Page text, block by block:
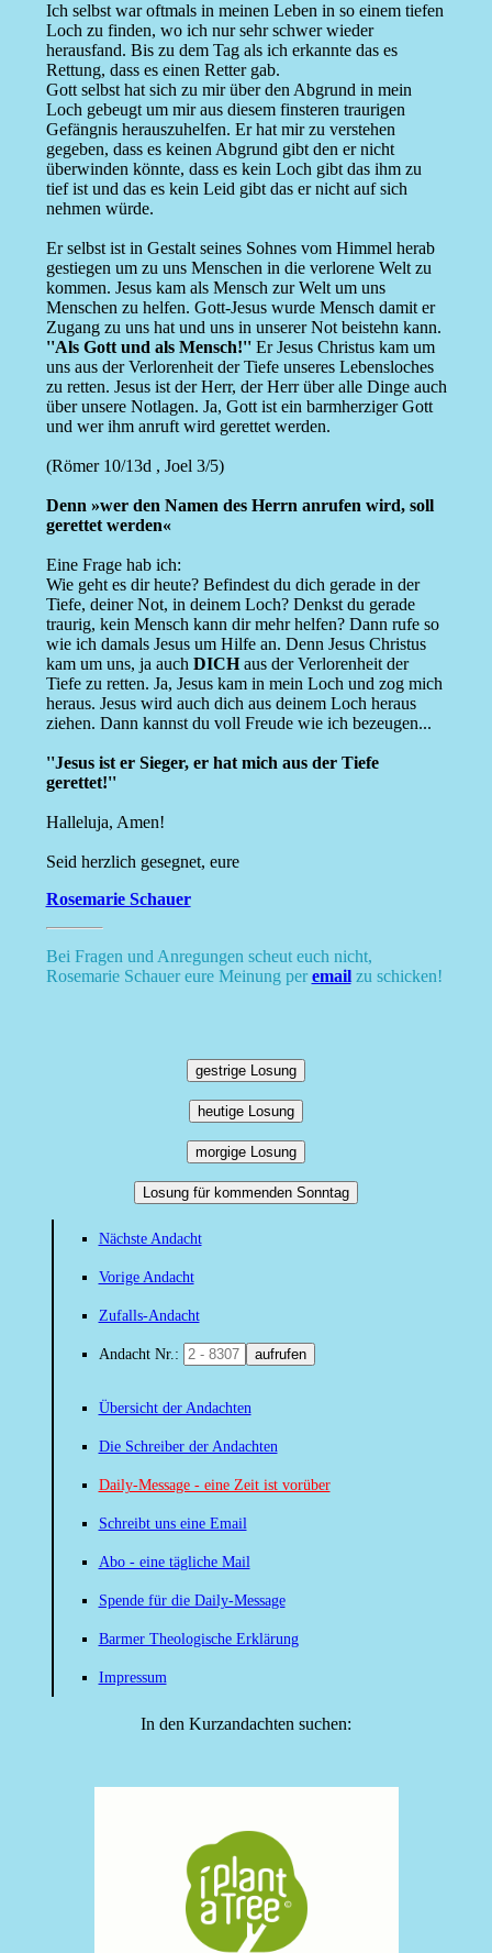
Ich selbst war oftmals in meinen Leben in so einem tiefen
Loch zu finden, wo ich nur sehr schwer wieder
herausfand. Bis zu dem Tag als ich erkannte das es
Rettung, dass es einen Retter gab.
Gott selbst hat sich zu mir über den Abgrund in mein
Loch gebeugt um mir aus diesem finsteren traurigen
Gefängnis herauszuhelfen. Er hat mir zu verstehen
gegeben, dass es keinen Abgrund gibt den er nicht
überwinden könnte, dass es kein Loch gibt das ihm zu
tief ist und das es kein Leid gibt das er nicht auf sich
nehmen würde.
Er selbst ist in Gestalt seines Sohnes vom Himmel herab
gestiegen um zu uns Menschen in die verlorene Welt zu
kommen. Jesus kam als Mensch zur Welt um uns
Menschen zu helfen. Gott-Jesus wurde Mensch damit er
Zugang zu uns hat und uns in unserer Not beistehn kann.
''Als Gott und als Mensch!''Er Jesus Christus kam um
uns aus der Verlorenheit der Tiefe unseres Lebensloches
zu retten. Jesus ist der Herr, der Herr über alle Dinge auch
über unsere Notlagen. Ja, Gott ist ein barmherziger Gott
und wer ihm anruft wird gerettet werden.
(Römer 10/13d , Joel 3/5)
Denn »wer den Namen des Herrn anrufen wird, soll
gerettet werden«
Eine Frage hab ich:
Wie geht es dir heute? Befindest du dich gerade in der
Tiefe, deiner Not, in deinem Loch? Denkst du gerade
traurig, kein Mensch kann dir mehr helfen? Dann rufe so
wie ich damals Jesus um Hilfe an. Denn Jesus Christus
kam um uns, ja auch DICHaus der Verlorenheit der
Tiefe zu retten. Ja, Jesus kam in mein Loch und zog mich
heraus. Jesus wird auch dich aus deinem Loch heraus
ziehen. Dann kannst du voll Freude wie ich bezeugen...
''Jesus ist er Sieger, er hat mich aus der Tiefe
gerettet!''
Halleluja, Amen!
Seid herzlich gesegnet, eure
Rosemarie Schauer
Bei Fragen und Anregungen scheut euch nicht,
Rosemarie Schauer eure Meinung peremailzu schicken!
gestrige Losung
heutige Losung
morgige Losung
Losung für kommenden Sonntag
Nächste Andacht
Vorige Andacht
Zufalls-Andacht
Andacht Nr.: aufrufen
Übersicht der Andachten
Die Schreiber der Andachten
Daily-Message - eine Zeit ist vorüber
Schreibt uns eine Email
Abo - eine tägliche Mail
Spende für die Daily-Message
Barmer Theologische Erklärung
Impressum
In den Kurzandachten suchen: